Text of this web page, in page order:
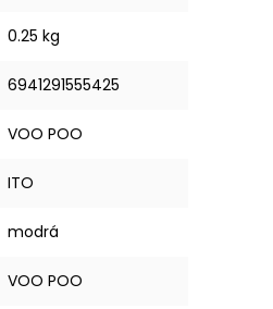
0.25 kg
6941291555425
VOO POO
ITO
modrá
VOO POO